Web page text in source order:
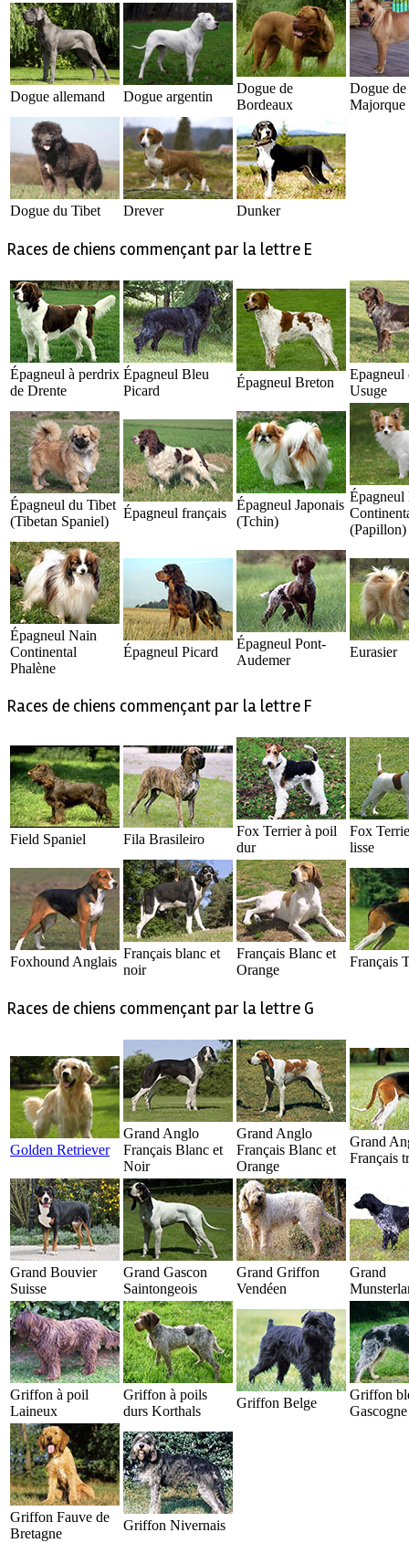
Dogue allemand Dogue argentin
Dogue de
Bordeaux
Dogue de
Majorque
Dogue du Tibet Drever Dunker
Races de chiens commençant par la lettre E
Épagneul à perdrix
de Drente
Épagneul Bleu
Picard
Épagneul Breton
Epagneul
Usuge
Épagneul du Tibet
(Tibetan Spaniel)
Épagneul français
Épagneul Japonais
(Tchin)
Épagneul
(Papillon)
Épagneul Nain
Continental
Phalène
Épagneul Picard
Épagneul Pont-
Audemer
Eurasier
Races de chiens commençant par la lettre F
Field Spaniel Fila Brasileiro
Fox Terrier à poil
dur
Fox
lisse
Foxhound Anglais
Français blanc et
noir
Français Blanc et
Orange
Français
Races de chiens commençant par la lettre G
Golden Retriever
Grand Anglo
Français Blanc et
Noir
Grand Anglo
Français Blanc et
Orange
Grand
Français
Grand Bouvier
Suisse
Grand Gascon
Saintongeois
Grand Griffon
Vendéen
Grand
Griffon à poil
Laineux
Griffon à poils
durs Korthals
Griffon Belge
Griffon
Gascogne
Griffon Fauve de
Bretagne
Griffon Nivernais